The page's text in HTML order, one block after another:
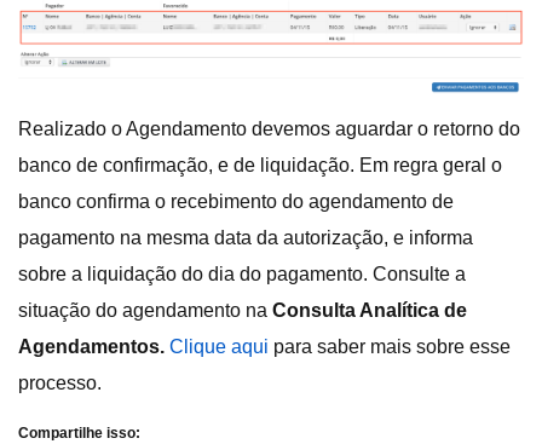
Realizado o Agendamento devemos aguardar o retorno do
banco de confirmação, e de liquidação. Em regra geral o
banco confirma o recebimento do agendamento de
pagamento na mesma data da autorização, e informa
sobre a liquidação do dia do pagamento. Consulte a
situação do agendamento na Consulta Analítica de
Agendamentos. Clique aqui para saber mais sobre esse
processo.
Compartilhe isso: